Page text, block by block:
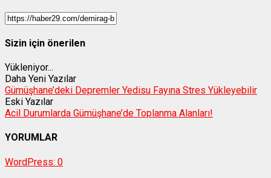
Sizin için önerilen
Yükleniyor...
Daha Yeni Yazılar
Gümüşhane’deki Depremler Yedisu Fayına Stres Yükleyebilir
Eski Yazılar
Acil Durumlarda Gümüşhane’de Toplanma Alanları!
YORUMLAR
WordPress: 0